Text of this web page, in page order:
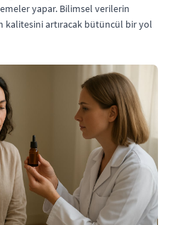
yapar. Bilimsel verilerin
kalitesini artıracak bütüncül bir yol